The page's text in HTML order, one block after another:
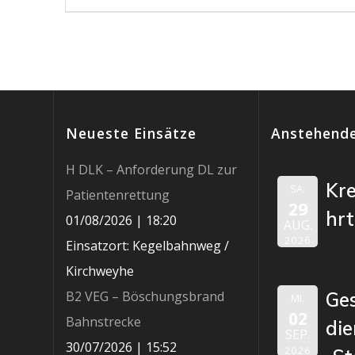
Neueste Einsätze
H DLK – Anforderung DL zur
Patientenrettung
01/08/2026 | 18:20
Einsatzort: Kegelbahnweg /
Kirchweyhe
B2 VEG – Böschungsbrand
Bahnstrecke
30/07/2026 | 15:52
SA.
29
AUG.
2026
MI.
02
SEP.
2026